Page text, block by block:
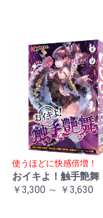
使うほどに快感倍増！
おイキよ！触手艶舞
￥3,300 ～ ￥3,630